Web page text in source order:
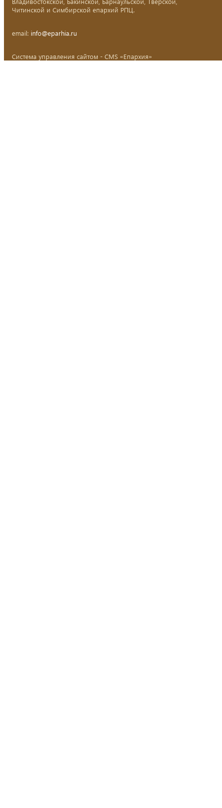
Читинской и Симбирской епархий РПЦ.
email: info@eparhia.ru
Система управления сайтом - CMS «Епархия»